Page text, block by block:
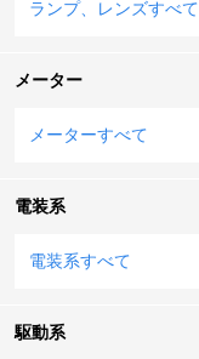
ランプ、レンズすべて
メーター
メーターすべて
電装系
電装系すべて
駆動系